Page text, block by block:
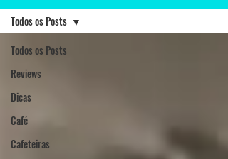
Todos os Posts
Reviews
Dicas
Café
Cafeteiras
Todos os Posts